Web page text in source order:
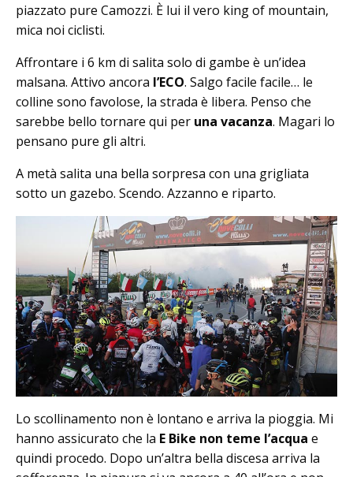
piazzato pure Camozzi. È lui il vero king of mountain,
mica noi ciclisti.
Affrontare i 6 km di salita solo di gambe è un’idea
malsana. Attivo ancora l’ECO. Salgo facile facile… le
colline sono favolose, la strada è libera. Penso che
sarebbe bello tornare qui per una vacanza. Magari lo
pensano pure gli altri.
A metà salita una bella sorpresa con una grigliata
sotto un gazebo. Scendo. Azzanno e riparto.
Lo scollinamento non è lontano e arriva la pioggia. Mi
hanno assicurato che la E Bike non teme l’acqua e
quindi procedo. Dopo un’altra bella discesa arriva la